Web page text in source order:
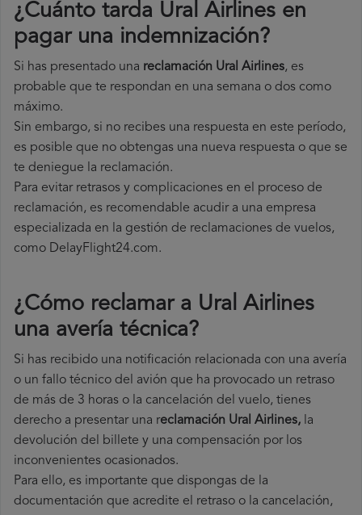
¿Cuánto tarda Ural Airlines en
pagar una indemnización?
Si has presentado una reclamación Ural Airlines, es
probable que te respondan en una semana o dos como
máximo.
Sin embargo, si no recibes una respuesta en este período,
es posible que no obtengas una nueva respuesta o que se
te deniegue la reclamación.
Para evitar retrasos y complicaciones en el proceso de
reclamación, es recomendable acudir a una empresa
especializada en la gestión de reclamaciones de vuelos,
como DelayFlight24.com.
¿Cómo reclamar a Ural Airlines
una avería técnica?
Si has recibido una notificación relacionada con una avería
o un fallo técnico del avión que ha provocado un retraso
de más de 3 horas o la cancelación del vuelo, tienes
derecho a presentar una reclamación Ural Airlines, la
devolución del billete y una compensación por los
inconvenientes ocasionados.
Para ello, es importante que dispongas de la
documentación que acredite el retraso o la cancelación,